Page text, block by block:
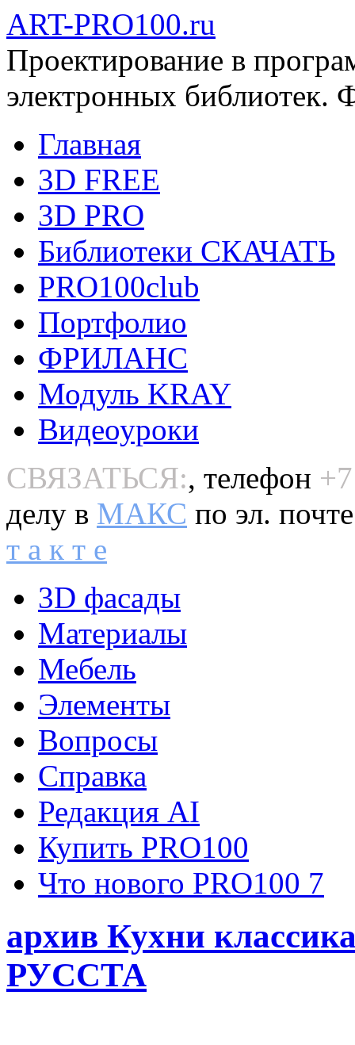
ART-PRO100.ru
Проектирование в
электронных библиотек.
Главная
3D FREE
3D PRO
Библиотеки СКАЧАТЬ
PRO100club
Портфолио
ФРИЛАНС
Модуль KRAY
Видеоуроки
СВЯЗАТЬСЯ:, телефон
делу в MAКС по эл.
т а к т е
3D фасады
Материалы
Мебель
Элементы
Вопросы
Справка
Редакция AI
Купить PRO100
Что нового PRO100 7
архив Кухни
РУССТА